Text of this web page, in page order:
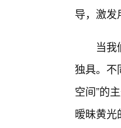
导，激发
当
独具。不
空间”的
暧昧黄光